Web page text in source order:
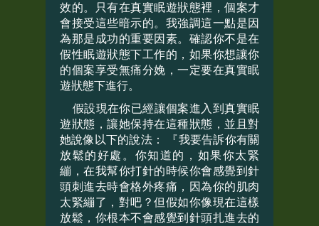
效的。只有在真實眠遊狀態裡，個案才
會接受這些暗示的。我強調這一點是因
為那是成功的重要因素。確認你不是在
假性眠遊狀態下工作的，如果你想讓你
的個案享受無痛分娩，一定要在真實眠
遊狀態下進行。
假設現在你已經讓個案進入到真實眠
遊狀態，讓她保持在這種狀態，並且對
她說像以下的說法： 『我要告訴你有關
放鬆的好處。你知道的，如果你太緊
繃，在我幫你打針的時候你會感覺到針
頭刺進去時會格外疼痛，因為你的肌肉
太緊繃了，對吧？但假如你像現在這樣
放鬆，你根本不會感覺到針頭扎進去的